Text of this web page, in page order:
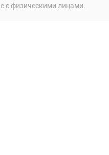
с физическими лицами.